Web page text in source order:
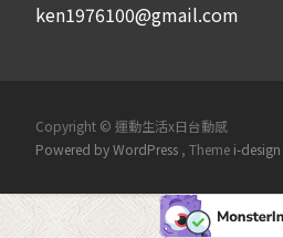
ken1976100@gmail.com
Copyright © 運動生活x日台動感
Powered by WordPress , Theme i-design